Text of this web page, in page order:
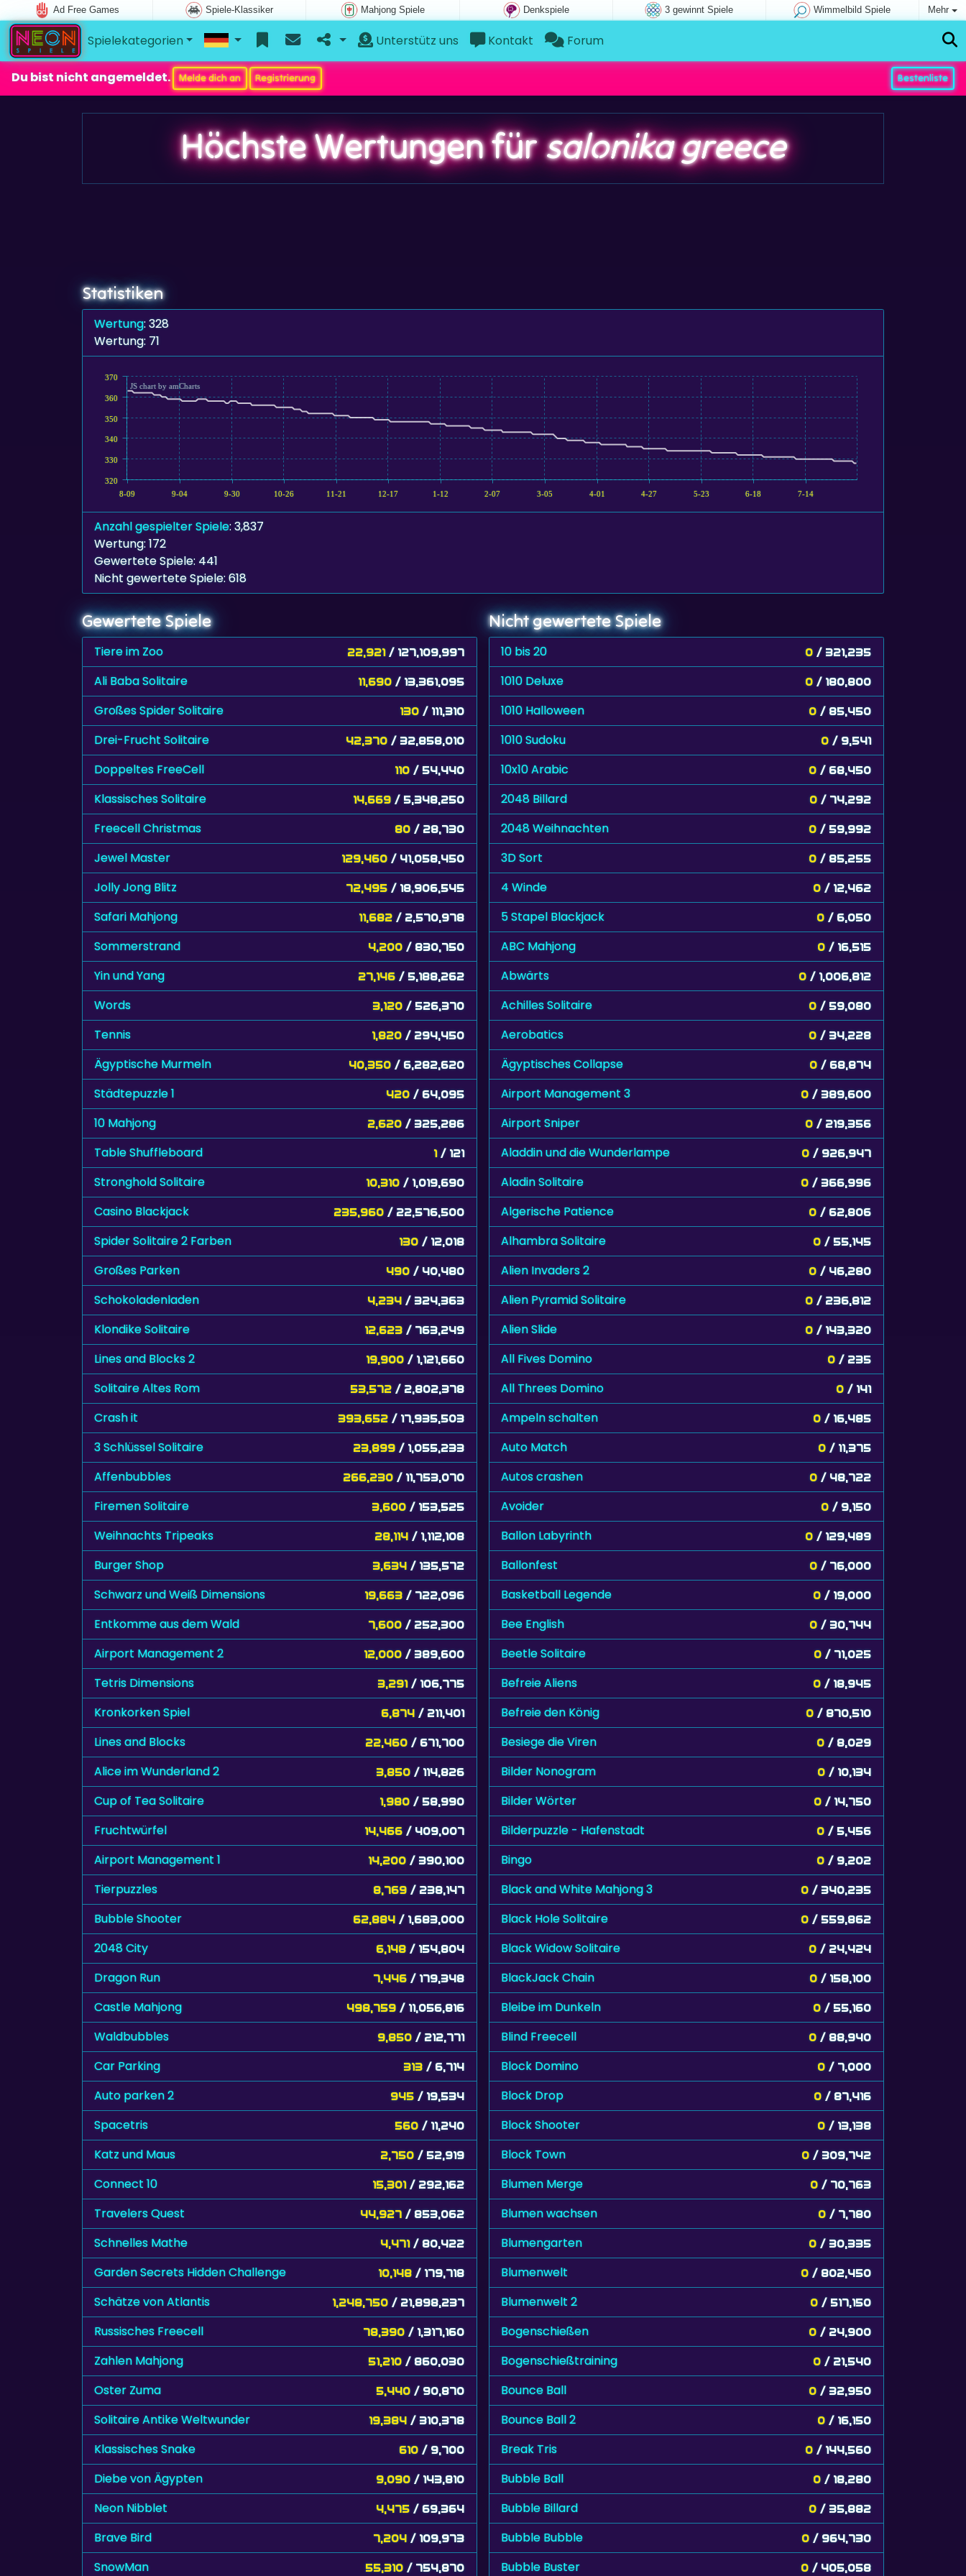
Ad Free Games Spiele-Klassiker Mahjong Spiele Denkspiele 3 gewinnt Spiele Wimmelbild Spiele Mehr
Spielekategorien Unterstütz uns Kontakt Forum
Du bist nicht angemeldet. Melde dich an Registrierung Bestenliste
Höchste Wertungen fürsalonika greece
Statistiken
Wertung: 328
Wertung: 71
8-09 9-04 9-30 10-26 11-21 12-17 1-12 2-07 3-05 4-01 4-27 5-23 6-18 7-14
320
330
340
350
360
370
JS chart by amCharts
Anzahl gespielter Spiele: 3,837
Wertung: 172
Gewertete Spiele: 441
Nicht gewertete Spiele: 618
Gewertete Spiele
Tiere im Zoo 22,921 / 127,109,997
Ali Baba Solitaire 11,690 / 13,361,095
Großes Spider Solitaire 130 / 111,310
Drei-Frucht Solitaire 42,370 / 32,858,010
Doppeltes FreeCell 110 / 54,440
Klassisches Solitaire 14,669 / 5,348,250
Freecell Christmas 80 / 28,730
Jewel Master 129,460 / 41,058,450
Jolly Jong Blitz 72,495 / 18,906,545
Safari Mahjong 11,682 / 2,570,978
Sommerstrand 4,200 / 830,750
Yin und Yang 27,146 / 5,188,262
Words 3,120 / 526,370
Tennis 1,820 / 294,450
Ägyptische Murmeln 40,350 / 6,282,620
Städtepuzzle 1 420 / 64,095
10 Mahjong 2,620 / 325,286
Table Shuffleboard 1 / 121
Stronghold Solitaire 10,310 / 1,019,690
Casino Blackjack 235,960 / 22,576,500
Spider Solitaire 2 Farben 130 / 12,018
Großes Parken 490 / 40,480
Schokoladenladen 4,234 / 324,363
Klondike Solitaire 12,623 / 763,249
Lines and Blocks 2 19,900 / 1,121,660
Solitaire Altes Rom 53,572 / 2,802,378
Crash it 393,652 / 17,935,503
3 Schlüssel Solitaire 23,899 / 1,055,233
Affenbubbles 266,230 / 11,753,070
Firemen Solitaire 3,600 / 153,525
Weihnachts Tripeaks 28,114 / 1,112,108
Burger Shop 3,634 / 135,572
Schwarz und Weiß Dimensions 19,663 / 722,096
Entkomme aus dem Wald 7,600 / 252,300
Airport Management 2 12,000 / 389,600
Tetris Dimensions 3,291 / 106,775
Kronkorken Spiel 6,874 / 211,401
Lines and Blocks 22,460 / 671,700
Alice im Wunderland 2 3,850 / 114,826
Cup of Tea Solitaire 1,980 / 58,990
Fruchtwürfel 14,466 / 409,007
Airport Management 1 14,200 / 390,100
Tierpuzzles 8,769 / 238,147
Bubble Shooter 62,884 / 1,683,000
2048 City 6,148 / 154,804
Dragon Run 7,446 / 179,348
Castle Mahjong 498,759 / 11,056,816
Waldbubbles 9,850 / 212,771
Car Parking 313 / 6,714
Auto parken 2 945 / 19,534
Spacetris 560 / 11,240
Katz und Maus 2,750 / 52,919
Connect 10 15,301 / 292,162
Travelers Quest 44,927 / 853,062
Schnelles Mathe 4,471 / 80,422
Garden Secrets Hidden Challenge 10,148 / 179,718
Schätze von Atlantis 1,248,750 / 21,898,237
Russisches Freecell 78,390 / 1,317,160
Zahlen Mahjong 51,210 / 860,030
Oster Zuma 5,440 / 90,870
Solitaire Antike Weltwunder 19,384 / 310,378
Klassisches Snake 610 / 9,700
Diebe von Ägypten 9,090 / 143,810
Neon Nibblet 4,475 / 69,364
Brave Bird 7,204 / 109,973
SnowMan 55,310 / 754,870
Nicht gewertete Spiele
10 bis 20 0 / 321,235
1010 Deluxe 0 / 180,800
1010 Halloween 0 / 85,450
1010 Sudoku 0 / 9,541
10x10 Arabic 0 / 68,450
2048 Billard 0 / 74,292
2048 Weihnachten 0 / 59,992
3D Sort 0 / 85,255
4 Winde 0 / 12,462
5 Stapel Blackjack 0 / 6,050
ABC Mahjong 0 / 16,515
Abwärts 0 / 1,006,812
Achilles Solitaire 0 / 59,080
Aerobatics 0 / 34,228
Ägyptisches Collapse 0 / 68,874
Airport Management 3 0 / 389,600
Airport Sniper 0 / 219,356
Aladdin und die Wunderlampe 0 / 926,947
Aladin Solitaire 0 / 366,996
Algerische Patience 0 / 62,806
Alhambra Solitaire 0 / 55,145
Alien Invaders 2 0 / 46,280
Alien Pyramid Solitaire 0 / 236,812
Alien Slide 0 / 143,320
All Fives Domino 0 / 235
All Threes Domino 0 / 141
Ampeln schalten 0 / 16,485
Auto Match 0 / 11,375
Autos crashen 0 / 48,722
Avoider 0 / 9,150
Ballon Labyrinth 0 / 129,489
Ballonfest 0 / 76,000
Basketball Legende 0 / 19,000
Bee English 0 / 30,744
Beetle Solitaire 0 / 71,025
Befreie Aliens 0 / 18,945
Befreie den König 0 / 870,510
Besiege die Viren 0 / 8,029
Bilder Nonogram 0 / 10,134
Bilder Wörter 0 / 14,750
Bilderpuzzle - Hafenstadt 0 / 5,456
Bingo 0 / 9,202
Black and White Mahjong 3 0 / 340,235
Black Hole Solitaire 0 / 559,862
Black Widow Solitaire 0 / 24,424
BlackJack Chain 0 / 158,100
Bleibe im Dunkeln 0 / 55,160
Blind Freecell 0 / 88,940
Block Domino 0 / 7,000
Block Drop 0 / 87,416
Block Shooter 0 / 13,138
Block Town 0 / 309,742
Blumen Merge 0 / 70,763
Blumen wachsen 0 / 7,780
Blumengarten 0 / 30,335
Blumenwelt 0 / 802,450
Blumenwelt 2 0 / 517,150
Bogenschießen 0 / 24,900
Bogenschießtraining 0 / 21,540
Bounce Ball 0 / 32,950
Bounce Ball 2 0 / 16,150
Break Tris 0 / 144,560
Bubble Ball 0 / 18,280
Bubble Billard 0 / 35,882
Bubble Bubble 0 / 964,730
Bubble Buster 0 / 405,058